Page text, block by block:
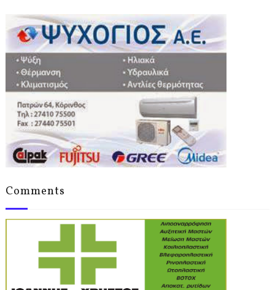
Comments